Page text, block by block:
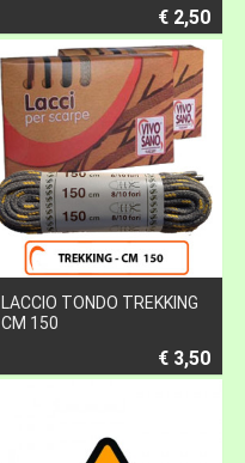
€ 2,50
LACCIO TONDO TREKKING
CM 150
€ 3,50